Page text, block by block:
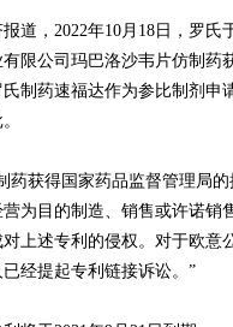
，2022年10月18日，罗氏
限公司玛巴洛沙韦片仿制药
制药速福达作为参比制剂申
获得国家药品监督管理局的
为目的制造、销售或许诺销
上述专利的侵权。对于欧意
经提起专利链接诉讼。”